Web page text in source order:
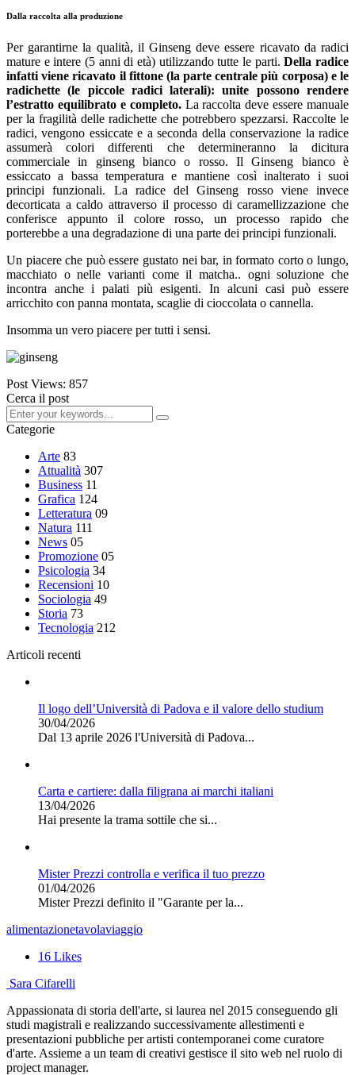
Dalla raccolta alla produzione
Per garantirne la qualità, il Ginseng deve essere ricavato da radici
mature e intere (5 anni di età) utilizzando tutte le parti.Della radice
infatti viene ricavato il fittone (la parte centrale più corposa) e le
radichette (le piccole radici laterali): unite possono rendere
l’estratto equilibrato e completo.La raccolta deve essere manuale
per la fragilità delle radichette che potrebbero spezzarsi. Raccolte le
radici, vengono essiccate e a seconda della conservazione la radice
assumerà colori differenti che determineranno la dicitura
commerciale in ginseng bianco o rosso. Il Ginseng bianco è
essiccato a bassa temperatura e mantiene così inalterato i suoi
principi funzionali. La radice del Ginseng rosso viene invece
decorticata a caldo attraverso il processo di caramellizzazione che
conferisce appunto il colore rosso, un processo rapido che
porterebbe a una degradazione di una parte dei principi funzionali.
Un piacere che può essere gustato nei bar, in formato corto o lungo,
macchiato o nelle varianti come il matcha.. ogni soluzione che
incontra anche i palati più esigenti. In alcuni casi può essere
arricchito con panna montata, scaglie di cioccolata o cannella.
Insomma un vero piacere per tutti i sensi.
Post Views: 857
Cerca il post
Categorie
Arte 83
Attualità 307
Business 11
Grafica 124
Letteratura 09
Natura 111
News 05
Promozione 05
Psicologia 34
Recensioni 10
Sociologia 49
Storia 73
Tecnologia 212
Articoli recenti
Il logo dell’Università di Padova e il valore dello studium
30/04/2026
Dal 13 aprile 2026 l'Università di Padova...
Carta e cartiere: dalla filigrana ai marchi italiani
13/04/2026
Hai presente la trama sottile che si...
Mister Prezzi controlla e verifica il tuo prezzo
01/04/2026
Mister Prezzi definito il "Garante per la...
alimentazionetavolaviaggio
16 Likes
Sara Cifarelli
Appassionata di storia dell'arte, si laurea nel 2015 conseguendo gli
studi magistrali e realizzando successivamente allestimenti e
presentazioni pubbliche per artisti contemporanei come curatore
d'arte. Assieme a un team di creativi gestisce il sito web nel ruolo di
project manager.